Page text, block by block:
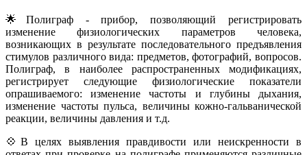
🌟Полиграф - прибор, позволяющий регистрировать
изменение физиологических параметров человека,
возникающих в результате последовательного предъявления
стимулов различного вида: предметов, фотографий, вопросов.
Полиграф, в наиболее распространенных модификациях,
регистрирует следующие физиологические показатели
опрашиваемого: изменение частоты и глубины дыхания,
изменение частоты пульса, величины кожно-гальванической
реакции, величины давления и т.д.
💠В целях выявления правдивости или неискренности в